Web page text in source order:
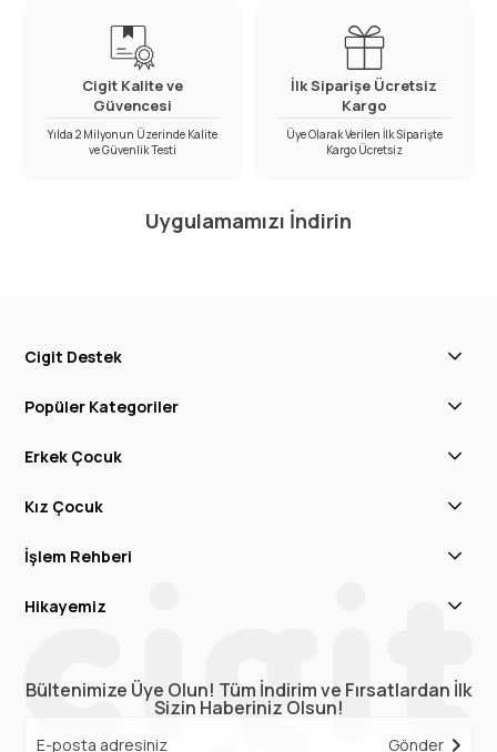
Cigit Kalite ve
Güvencesi
Yılda 2 Milyonun Üzerinde Kalite
ve Güvenlik Testi
İlk Siparişe Ücretsiz
Kargo
Üye Olarak Verilen İlk Siparişte
Kargo Ücretsiz
Uygulamamızı İndirin
Cigit Destek
Popüler Kategoriler
Erkek Çocuk
Kız Çocuk
İşlem Rehberi
Hikayemiz
Bültenimize Üye Olun! Tüm İndirim ve Fırsatlardan İlk
Sizin Haberiniz Olsun!
Gönder